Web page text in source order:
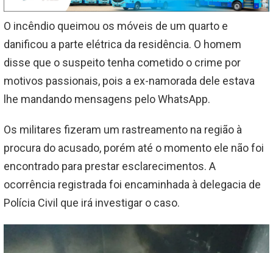
O incêndio queimou os móveis de um quarto e
danificou a parte elétrica da residência. O homem
disse que o suspeito tenha cometido o crime por
motivos passionais, pois a ex-namorada dele estava
lhe mandando mensagens pelo WhatsApp.
Os militares fizeram um rastreamento na região à
procura do acusado, porém até o momento ele não foi
encontrado para prestar esclarecimentos. A
ocorrência registrada foi encaminhada à delegacia de
Polícia Civil que irá investigar o caso.